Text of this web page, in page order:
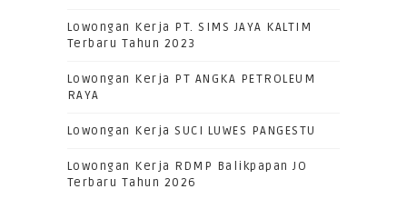
Lowongan Kerja PT. SIMS JAYA KALTIM
Terbaru Tahun 2023
Lowongan Kerja PT ANGKA PETROLEUM
RAYA
Lowongan Kerja SUCI LUWES PANGESTU
Lowongan Kerja RDMP Balikpapan JO
Terbaru Tahun 2026